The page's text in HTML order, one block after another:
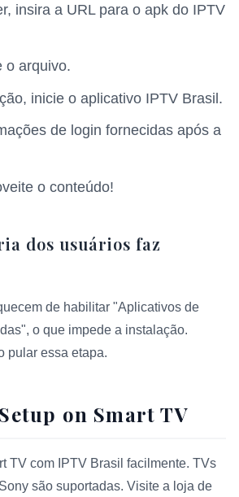
insira a URL para o apk do IPTV
o arquivo.
inicie o aplicativo IPTV Brasil.
de login fornecidas após a
o conteúdo!
dos usuários faz
de habilitar "Aplicativos de
o que impede a instalação.
pular essa etapa.
on Smart TV
TV com IPTV Brasil facilmente. TVs
são suportadas. Visite a loja de